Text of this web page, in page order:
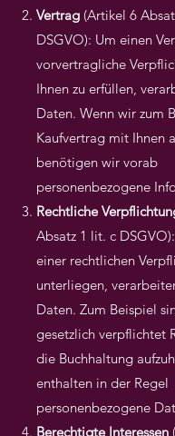
Vertrag (Artikel 6
DSGVO): Um einen
vorvertragliche
Ihnen zu erfüllen,
Daten. Wenn wir zum
Kaufvertrag mit Ihnen
benötigen wir vorab
personenbezogene
Rechtliche
Absatz 1 lit. c
einer rechtlichen
unterliegen,
Daten. Zum Beispiel
gesetzlich verpflichtet
die Buchhaltung
enthalten in der Regel
personenbezogene
Berechtigte Interessen